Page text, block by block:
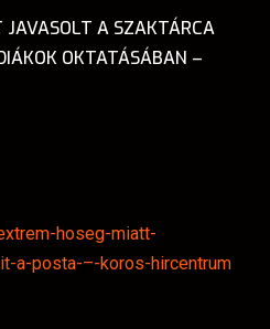
JAVASOLT A SZAKTÁRCA
OKTATÁSÁBAN –